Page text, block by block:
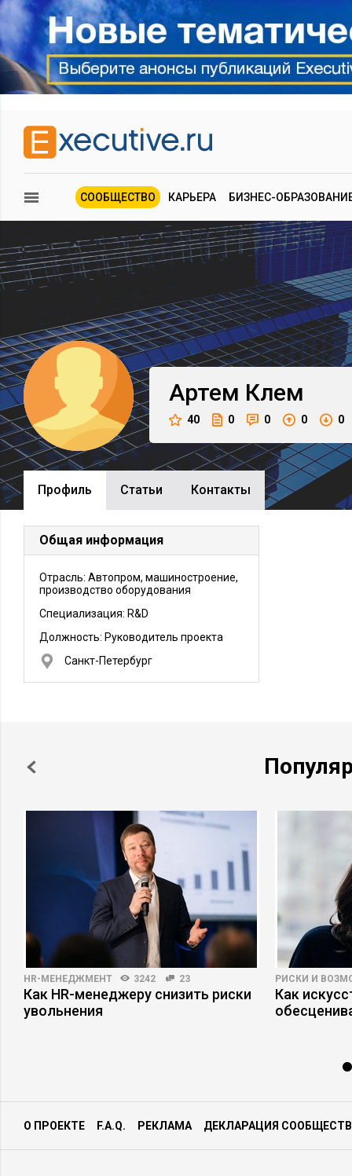
СООБЩЕСТВО КАРЬЕРА БИЗНЕС-
Артем Клем
40 0 0 0 0
Профиль Cтатьи Контакты
Общая информация
Отрасль: Автопром, машиностроение,
производство оборудования
Специализация: R&D
Должность: Руководитель проекта
Санкт-Петербург
HR-МЕНЕДЖМЕНТ 3242 23
Как HR-менеджеру снизить риски
увольнения
РИСКИ И
Как
О ПРОЕКТЕ F.A.Q. РЕКЛАМА ДЕКЛАРАЦИЯ